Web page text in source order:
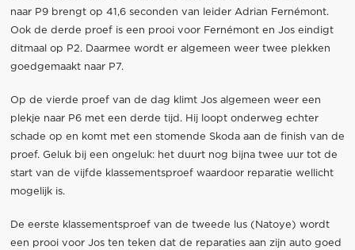
naar P9 brengt op 41,6 seconden van leider Adrian Fernémont.
Ook de derde proef is een prooi voor Fernémont en Jos eindigt
ditmaal op P2. Daarmee wordt er algemeen weer twee plekken
goedgemaakt naar P7.
Op de vierde proef van de dag klimt Jos algemeen weer een
plekje naar P6 met een derde tijd. Hij loopt onderweg echter
schade op en komt met een stomende Skoda aan de finish van de
proef. Geluk bij een ongeluk: het duurt nog bijna twee uur tot de
start van de vijfde klassementsproef waardoor reparatie wellicht
mogelijk is.
De eerste klassementsproef van de tweede lus (Natoye) wordt
een prooi voor Jos ten teken dat de reparaties aan zijn auto goed